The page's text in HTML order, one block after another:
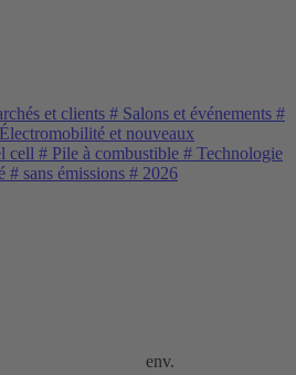
et clients # Salons et événements #
Électromobilité et nouveaux
cell # Pile à combustible # Technologie
# sans émissions # 2026
env.